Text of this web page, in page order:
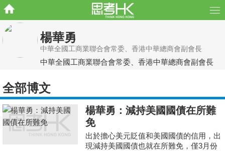
楊華勇
中華全國工商業聯合會常委、香港中華總商會副會長
中華全國工商業聯合會常委、香港中華總商會副會長
全部博文
楊華勇：減持美國國債在所難
免
出於擔心美元貶值和美國國債的信用，出
現減持美國國債也就在所難免，僅3月份